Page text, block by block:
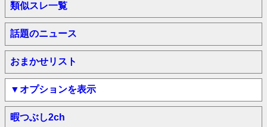
類似スレ一覧
話題のニュース
おまかせリスト
▼オプションを表示
暇つぶし2ch